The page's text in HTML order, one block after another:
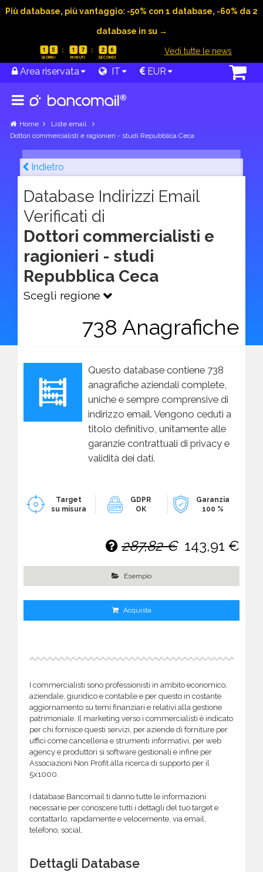
Più database, più vantaggio: -50% con 1 database, -60% da 2
database in su →
1 5 1 7 2 5 Vedi tutte le news
Area riservata IT EUR
Home
Liste email
Dottori commercialisti e ragionieri - studi Repubblica Ceca
Indietro
Database Indirizzi Email
Verificati di
Dottori commercialisti e
ragionieri - studi
Repubblica Ceca
Scegli regione
738 Anagrafiche
Questo database contiene 738
anagrafiche aziendali complete,
uniche e sempre comprensive di
indirizzo email. Vengono ceduti a
titolo definitivo, unitamente alle
garanzie contrattuali di privacy e
validità dei dati.
Target
su misura
GDPR
OK
Garanzia
100 %
287,82 € 143,91 €
Esempio
Acquista
I commercialisti sono professionisti in ambito economico,
aziendale, giuridico e contabile e per questo in costante
aggiornamento su temi finanziari e relativi alla gestione
patrimoniale. Il marketing verso i commercialisti è indicato
per chi fornisce questi servizi, per aziende di forniture per
uffici come cancelleria e strumenti informativi, per web
agency e produttori si software gestionali e infine per
Associazioni Non Profit alla ricerca di supporto per il
5x1000.
I database Bancomail ti danno tutte le informazioni
necessarie per conoscere tutti i dettagli del tuo target e
contattarlo, rapidamente e velocemente, via email,
telefono, social.
Dettagli Database